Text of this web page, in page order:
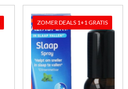
ZOMER DEALS 1+1 GRATIS